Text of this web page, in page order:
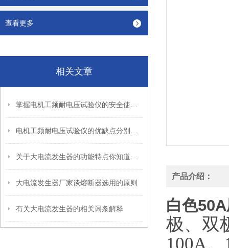
查看更多
相关文章
大电流发生器厂家谈熔断器选用的原则
有关大电流发生器的相关词条解释
产品介绍：
白色
极、双
100A